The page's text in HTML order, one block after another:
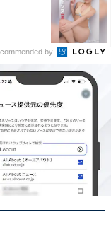
(@takuto_teranishi)
ラマ出演も多く
参加。玲門は、
by